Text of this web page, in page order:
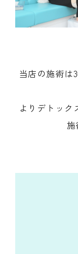
当店の施術は
よりデトック